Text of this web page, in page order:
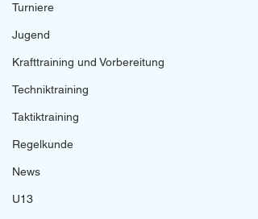
Turniere
Jugend
Krafttraining und Vorbereitung
Techniktraining
Taktiktraining
Regelkunde
News
U13